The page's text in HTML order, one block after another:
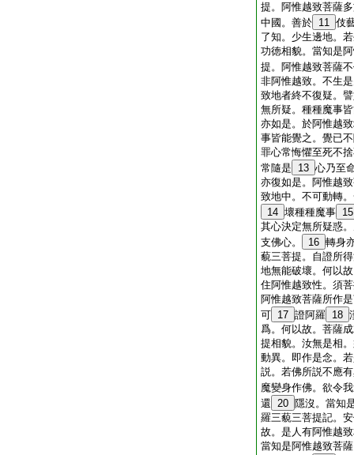
提。阿惟越致菩薩
中國。善於 11 伎
了知。少生邊地。
功徳相貌。當知是
提。阿惟越致菩薩
非阿惟越致。不生
致地者終不復疑。
無所疑。種種魔事
亦如是。於阿惟越
事皆能覺之。覺已
罪心常悔懼至死不
常隨是
13 心乃至
亦復如是。阿惟越
致地中。不可動轉
14 壞種種魔事 15
其心決定無所疑惑
支佛心。
16 轉身
藐三菩提。自證所
地無能破壞。何以
住阿惟越致性。須
阿惟越致菩薩所作
可 17 證阿羅 18
爲。何以故。菩薩
提相貌。汝無是相
動異。即作是念。
説。若佛所説不應
魔變身作佛。欲令
還 20 隱沒。當知
羅三藐三菩提記。
故。是人有阿惟越
當知是阿惟越致菩